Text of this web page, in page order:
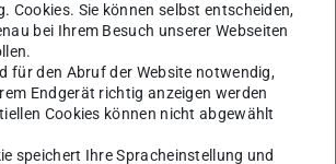
Cookies. Sie können selbst entscheiden,
bei Ihrem Besuch unserer Webseiten
für den Abruf der Website notwendig,
Endgerät richtig anzeigen werden
Cookies können nicht abgewählt
speichert Ihre Spracheinstellung und